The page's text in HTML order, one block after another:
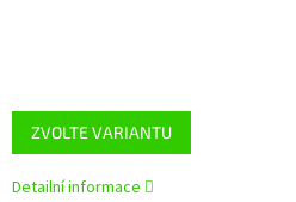
ZVOLTE VARIANTU
Detailní informace